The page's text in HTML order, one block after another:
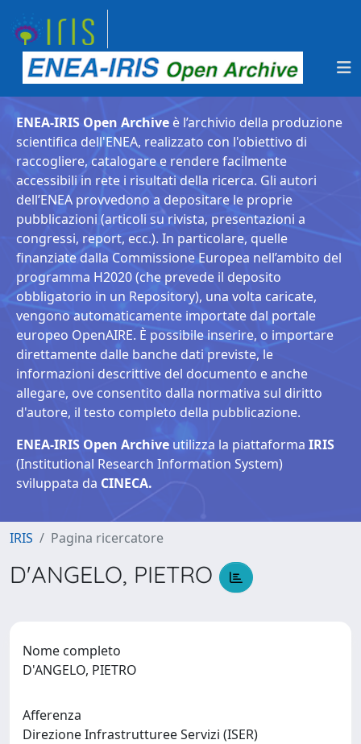
ENEA-IRIS Open Archive è l’archivio della produzione
scientifica dell'ENEA, realizzato con l'obiettivo di
raccogliere, catalogare e rendere facilmente
accessibili in rete i risultati della ricerca. Gli autori
dell’ENEA provvedono a depositare le proprie
pubblicazioni (articoli su rivista, presentazioni a
congressi, report, ecc.). In particolare, quelle
finanziate dalla Commissione Europea nell’ambito del
programma H2020 (che prevede il deposito
obbligatorio in un Repository), una volta caricate,
vengono automaticamente importate dal portale
europeo OpenAIRE. È possibile inserire, o importare
direttamente dalle banche dati previste, le
informazioni descrittive del documento e anche
allegare, ove consentito dalla normativa sul diritto
d'autore, il testo completo della pubblicazione.
ENEA-IRIS Open Archive utilizza la piattaforma IRIS
(Institutional Research Information System)
sviluppata da CINECA.
IRIS Pagina ricercatore
D'ANGELO, PIETRO
Nome completo
D'ANGELO, PIETRO
Afferenza
Direzione Infrastrutturee Servizi (ISER)